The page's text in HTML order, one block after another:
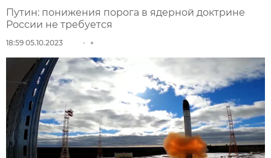
Путин: понижения порога в ядерной доктрине
России не требуется
18:59 05.10.2023